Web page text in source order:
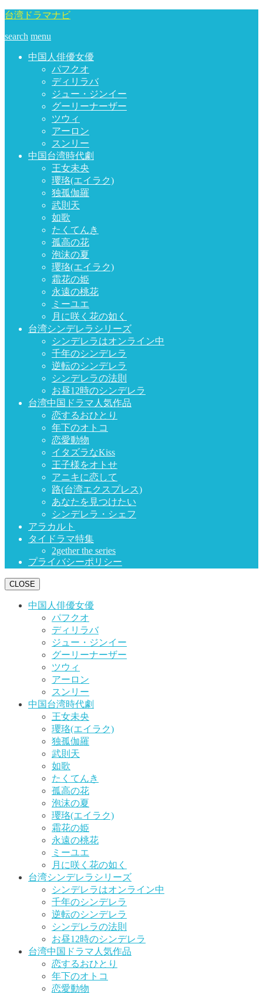
台湾ドラマナビ
search menu
中国人俳優女優
パフクオ
ディリラバ
ジュー・ジンイー
グーリーナーザー
ツウィ
アーロン
スンリー
中国台湾時代劇
王女未央
瓔珞(エイラク)
独孤伽羅
武則天
如歌
たくてんき
孤高の花
泡沫の夏
瓔珞(エイラク)
霜花の姫
永遠の桃花
ミーユエ
月に咲く花の如く
台湾シンデレラシリーズ
シンデレラはオンライン中
千年のシンデレラ
逆転のシンデレラ
シンデレラの法則
お昼12時のシンデレラ
台湾中国ドラマ人気作品
恋するおひとり
年下のオトコ
恋愛動物
イタズラなKiss
王子様をオトせ
アニキに恋して
路(台湾エクスプレス)
あなたを見つけたい
シンデレラ・シェフ
アラカルト
タイドラマ特集
2gether the series
プライバシーポリシー
CLOSE
中国人俳優女優
パフクオ
ディリラバ
ジュー・ジンイー
グーリーナーザー
ツウィ
アーロン
スンリー
中国台湾時代劇
王女未央
瓔珞(エイラク)
独孤伽羅
武則天
如歌
たくてんき
孤高の花
泡沫の夏
瓔珞(エイラク)
霜花の姫
永遠の桃花
ミーユエ
月に咲く花の如く
台湾シンデレラシリーズ
シンデレラはオンライン中
千年のシンデレラ
逆転のシンデレラ
シンデレラの法則
お昼12時のシンデレラ
台湾中国ドラマ人気作品
恋するおひとり
年下のオトコ
恋愛動物